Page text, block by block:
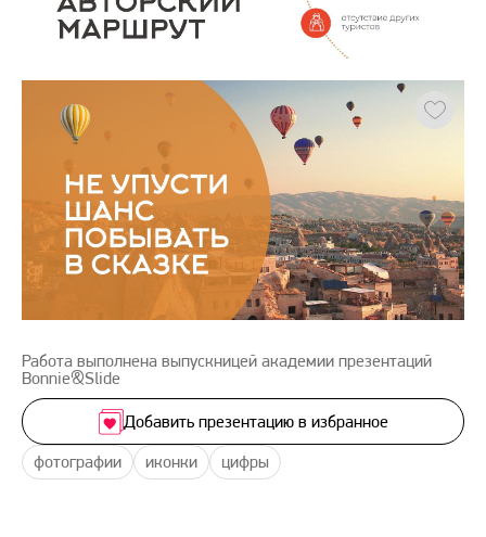
Работа выполнена выпускницей академии презентаций
Bonnie&Slide
фотографии иконки цифры
Добавить презентацию в избранное